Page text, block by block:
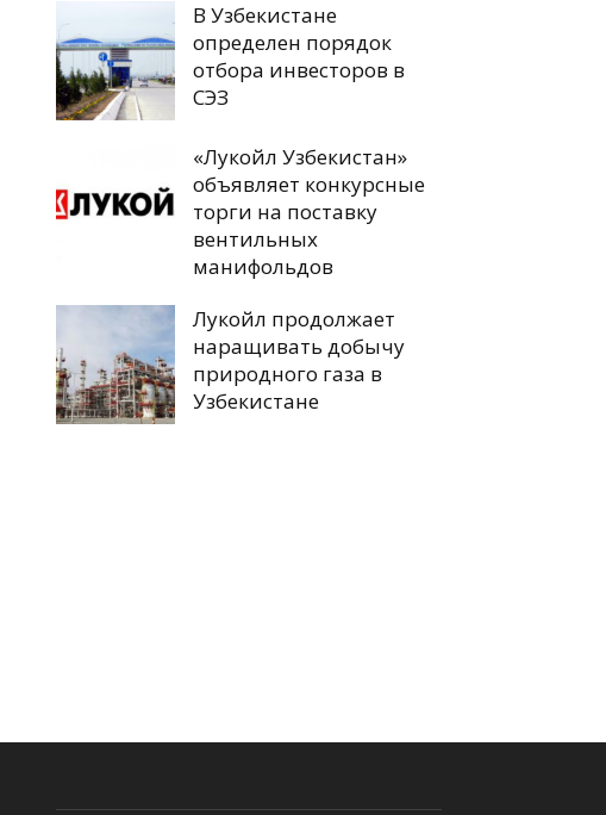
В Узбекистане
определен порядок
отбора инвесторов в
СЭЗ
«Лукойл Узбекистан»
объявляет конкурсные
торги на поставку
вентильных
манифольдов
Лукойл продолжает
наращивать добычу
природного газа в
Узбекистане